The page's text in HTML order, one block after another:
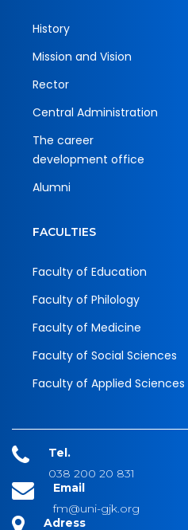
History
Mission and Vision
Rector
Central Administration
The career
development office
Alumni
FACULTIES
Faculty of Education
Faculty of Philology
Faculty of Medicine
Faculty of Social Sciences
Faculty of Applied Sciences
Tel.
038 200 20 831
Email
fm@uni-gjk.org
Adress